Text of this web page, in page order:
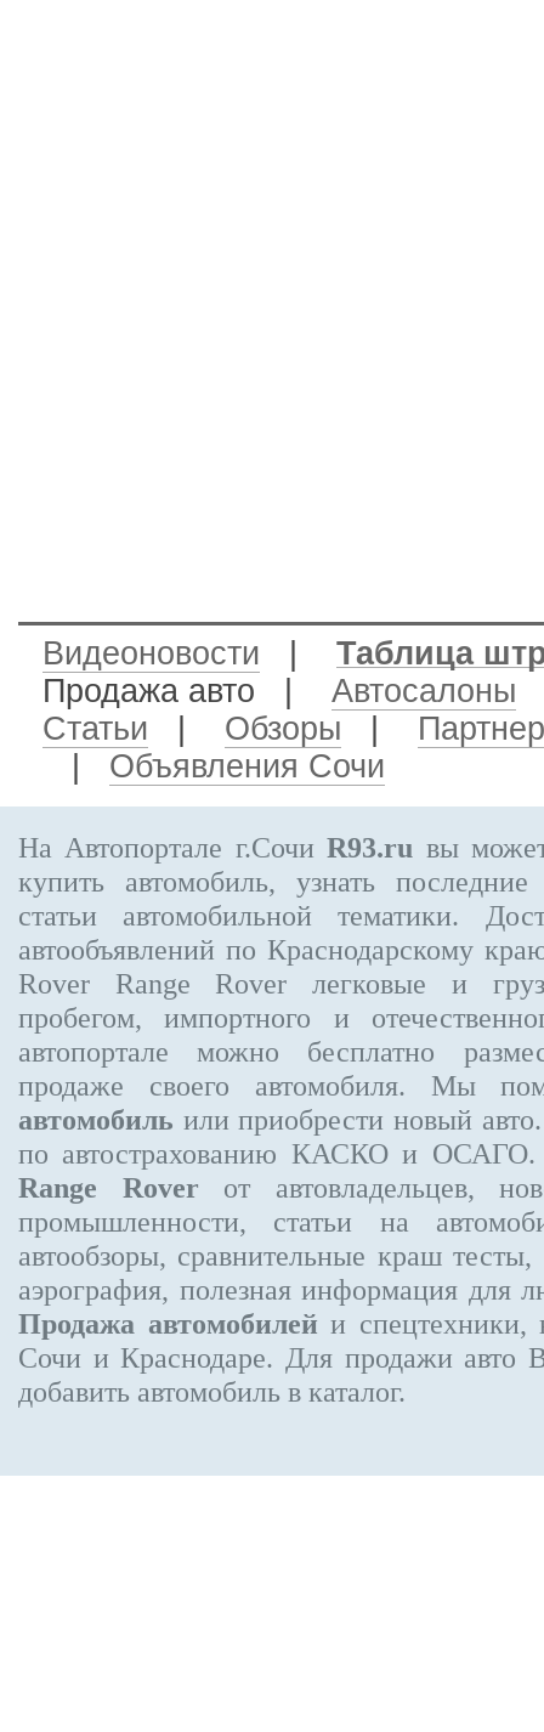
Видеоновости
Таблица
Продажа авто
Автосалоны
Статьи
Обзоры
Объявления Сочи
На Автопортале г.СочиR93.ru вы
купить автомобиль, узнать
статьи автомобильной тематики.
автообъявлений по Краснодарскому
Rover Range Rover легковые и
пробегом, импортного и
автопортале можно бесплатно
продаже своего автомобиля. Мы
автомобиль или приобрести новый
по автострахованию КАСКО и
Range Rover от автовладельцев,
промышленности, статьи на
автообзоры, сравнительные краш
аэрография, полезная информация для
Продажа автомобилей и спецтехники,
Сочи и Краснодаре. Для продажи авто
добавить автомобиль в каталог.